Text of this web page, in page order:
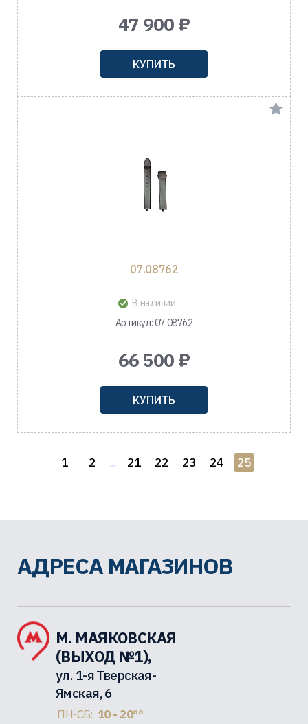
47 900 ₽
КУПИТЬ
07.08762
В наличии
Артикул: 07.08762
66 500 ₽
КУПИТЬ
1 2 ... 21 22 23 24 25
АДРЕСА МАГАЗИНОВ
М. МАЯКОВСКАЯ
(ВЫХОД №1),
ул. 1-я Тверская-
Ямская, 6
ПН-СБ: 10 - 20ºº